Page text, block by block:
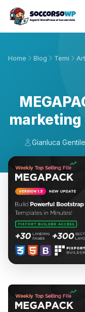
Home Blog Temi
marketing
Gianluca Gentile